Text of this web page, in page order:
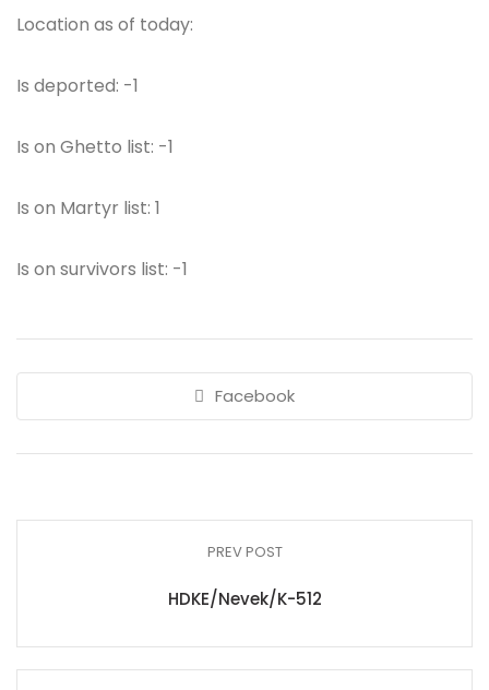
Location as of today:
Is deported: -1
Is on Ghetto list: -1
Is on Martyr list: 1
Is on survivors list: -1
Facebook
PREV POST
HDKE/Nevek/K-512